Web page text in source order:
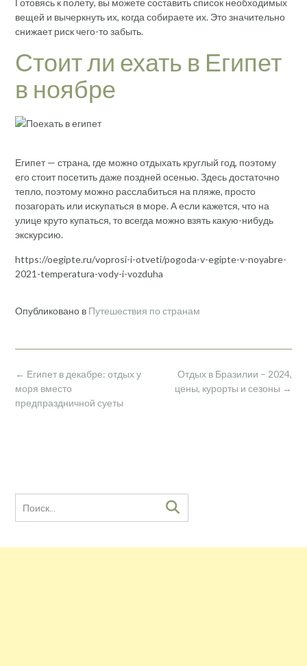
вещей и вычеркнуть их, когда собираете их. Это значительно
снижает риск чего-то забыть.
Стоит ли ехать в Египет
в ноябре
Египет — страна, где можно отдыхать круглый год, поэтому
его стоит посетить даже поздней осенью. Здесь достаточно
тепло, поэтому можно расслабиться на пляже, просто
позагорать или искупаться в море. А если кажется, что на
улице круто купаться, то всегда можно взять какую-нибудь
экскурсию.
https://oegipte.ru/voprosi-i-otveti/pogoda-v-egipte-v-noyabre-
2021-temperatura-vody-i-vozduha
Опубликовано в Путешествия по странам
Навигация
по
записям
Отдых в Бразилии – 2024,
цены, курорты и сезоны →
← Египет в декабре: отдых у
моря вместо
предпраздничной суеты